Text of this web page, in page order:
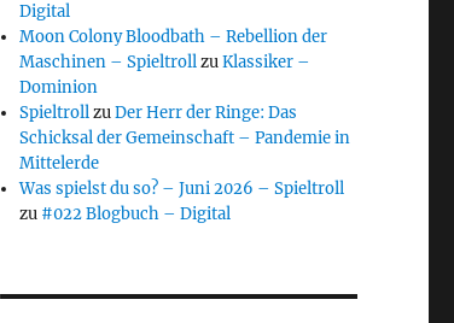
Digital
Moon Colony Bloodbath – Rebellion der
Maschinen – SpieltrollzuKlassiker –
Dominion
SpieltrollzuDer Herr der Ringe: Das
Schicksal der Gemeinschaft – Pandemie in
Mittelerde
Was spielst du so? – Juni 2026 – Spieltroll
zu #022 Blogbuch – Digital